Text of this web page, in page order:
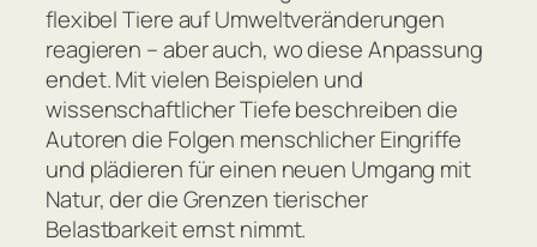
flexibel Tiere auf Umweltveränderungen
reagieren – aber auch, wo diese Anpassung
endet. Mit vielen Beispielen und
wissenschaftlicher Tiefe beschreiben die
Autoren die Folgen menschlicher Eingriffe
und plädieren für einen neuen Umgang mit
Natur, der die Grenzen tierischer
Belastbarkeit ernst nimmt.